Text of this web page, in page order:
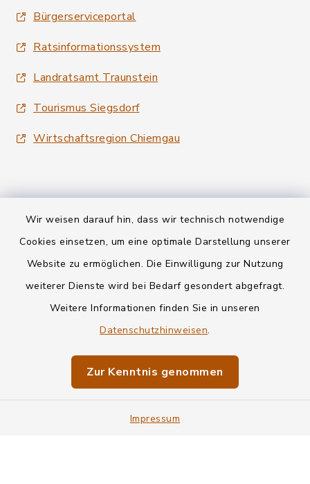
Wir weisen darauf hin, dass wir technisch notwendige
Cookies einsetzen, um eine optimale Darstellung unserer
Website zu ermöglichen. Die Einwilligung zur Nutzung
weiterer Dienste wird bei Bedarf gesondert abgefragt.
Weitere Informationen finden Sie in unseren
Datenschutzhinweisen.
Zur Kenntnis genommen
Impressum
Bürgerserviceportal
Ratsinformationssystem
Landratsamt Traunstein
Tourismus Siegsdorf
Wirtschaftsregion Chiemgau
Kontakt
Informationspflichten
Impressum
Sitemap